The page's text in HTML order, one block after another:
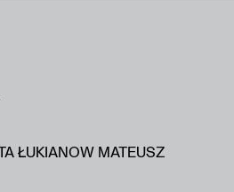
ŁUKIANOW MATEUSZ